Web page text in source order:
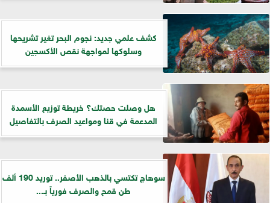
كشف علمي جديد: نجوم البحر تغير تشريحها
وسلوكها لمواجهة نقص الأكسجين
هل وصلت حصتك؟ خريطة توزيع الأسمدة
المدعمة في قنا ومواعيد الصرف بالتفاصيل
سوهاج تكتسي بالذهب الأصفر.. توريد 190 ألف
طن قمح والصرف فورياً بـ...